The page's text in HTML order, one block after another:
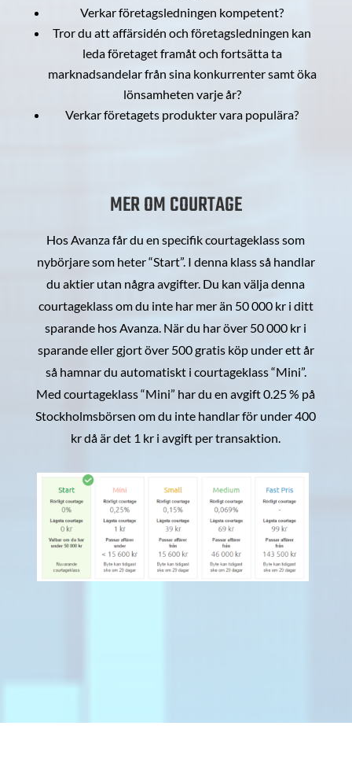
Verkar företagsledningen kompetent?
Tror du att affärsidén och företagsledningen kan
leda företaget framåt och fortsätta ta
marknadsandelar från sina konkurrenter samt öka
lönsamheten varje år?
Verkar företagets produkter vara populära?
MER OM COURTAGE
Hos Avanza får du en specifik courtageklass som
nybörjare som heter “Start”. I denna klass så handlar
du aktier utan några avgifter. Du kan välja denna
courtageklass om du inte har mer än 50 000 kr i ditt
sparande hos Avanza. När du har över 50 000 kr i
sparande eller gjort över 500 gratis köp under ett år
så hamnar du automatiskt i courtageklass “Mini”.
Med courtageklass “Mini” har du en avgift 0.25 % på
Stockholmsbörsen om du inte handlar för under 400
kr då är det 1 kr i avgift per transaktion.